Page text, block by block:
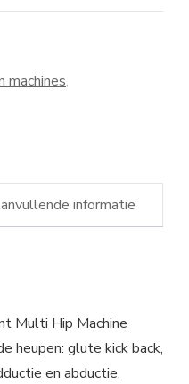
machines,
informatie
Multi Hip Machine
heupen: glute kick back,
en abductie.